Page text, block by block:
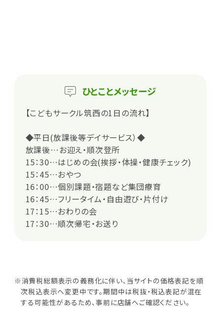
ひとことメッセージ
【こどもサークル筑西の1日の流れ】
◆平日(放課後等デイサービス）◆
放課後…お迎え・順次登所
15：30…はじめの会(挨拶・体操・健康チェック)
15：45…おやつ
16：00…個別課題・宿題など集団療育
16：45…フリータイム・自由遊び・片付け
17：15…おわりの会
17：30…順次帰宅・お送り
※消費税総額表示の義務化に伴い、当サイトの価格表記を順
次税込表示へ変更中です。期間中は税抜・税込表記が混在
する可能性があるため、事前に店舗へご確認ください。